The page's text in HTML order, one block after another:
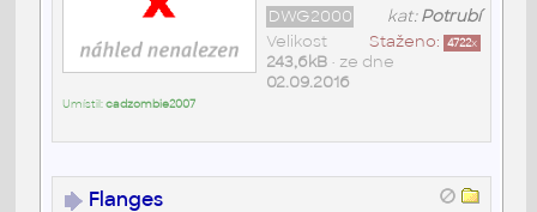
kat:Potrubí
DWG2000
Staženo: 4722x
Velikost
243,6kB• ze dne
02.09.2016
Umístil:cadzombie2007
Flanges